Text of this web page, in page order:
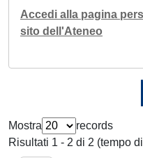
Accedi alla pagina
sito dell'Ateneo
Mostra
records
Risultati 1 - 2 di 2 (tempo